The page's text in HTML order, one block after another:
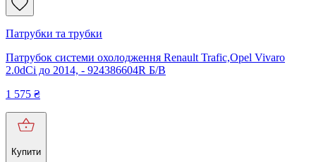
Патрубки та трубки
Патрубок системи охолодження Renault Trafic,Opel Vivaro
2.0dCi до 2014, - 924386604R Б/В
1 575 ₴
Купити